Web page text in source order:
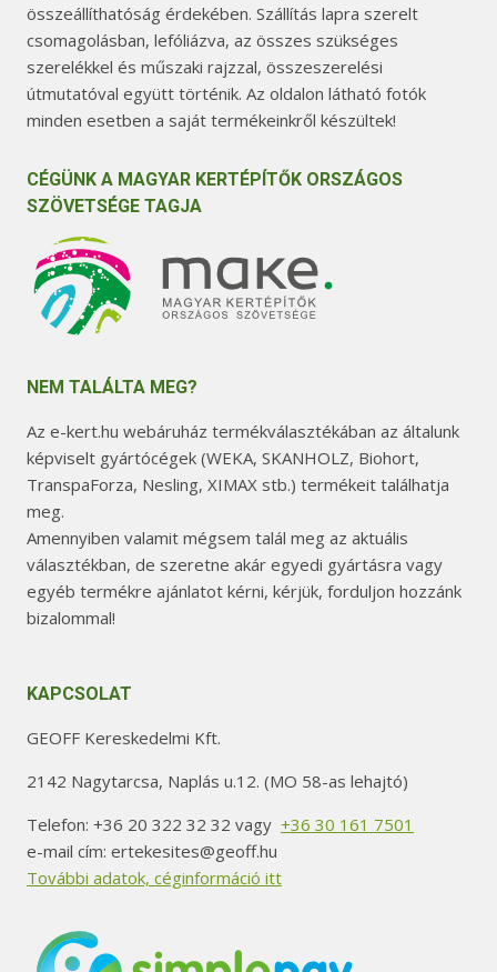
összeállíthatóság érdekében. Szállítás lapra szerelt
csomagolásban, lefóliázva, az összes szükséges
szerelékkel és műszaki rajzzal, összeszerelési
útmutatóval együtt történik. Az oldalon látható fotók
minden esetben a saját termékeinkről készültek!
CÉGÜNK A MAGYAR KERTÉPÍTŐK ORSZÁGOS
SZÖVETSÉGE TAGJA
NEM TALÁLTA MEG?
Az e-kert.hu webáruház termékválasztékában az általunk
képviselt gyártócégek (WEKA, SKANHOLZ, Biohort,
TranspaForza, Nesling, XIMAX stb.) termékeit találhatja
meg.
Amennyiben valamit mégsem talál meg az aktuális
választékban, de szeretne akár egyedi gyártásra vagy
egyéb termékre ajánlatot kérni, kérjük, forduljon hozzánk
bizalommal!
KAPCSOLAT
GEOFF Kereskedelmi Kft.
2142 Nagytarcsa, Naplás u.12. (MO 58-as lehajtó)
Telefon: +36 20 322 32 32 vagy +36 30 161 7501
e-mail cím: ertekesites@geoff.hu
További adatok, céginformáció itt